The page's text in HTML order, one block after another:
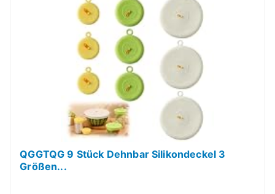
QGGTQG 9 Stück Dehnbar Silikondeckel 3
Größen...